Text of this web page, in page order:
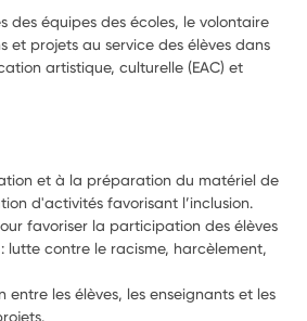
des équipes des écoles, le volontaire
et projets au service des élèves dans
artistique, culturelle (EAC) et
et à la préparation du matériel de
d'activités favorisant l’inclusion.
favoriser la participation des élèves
lutte contre le racisme, harcèlement,
les élèves, les enseignants et les